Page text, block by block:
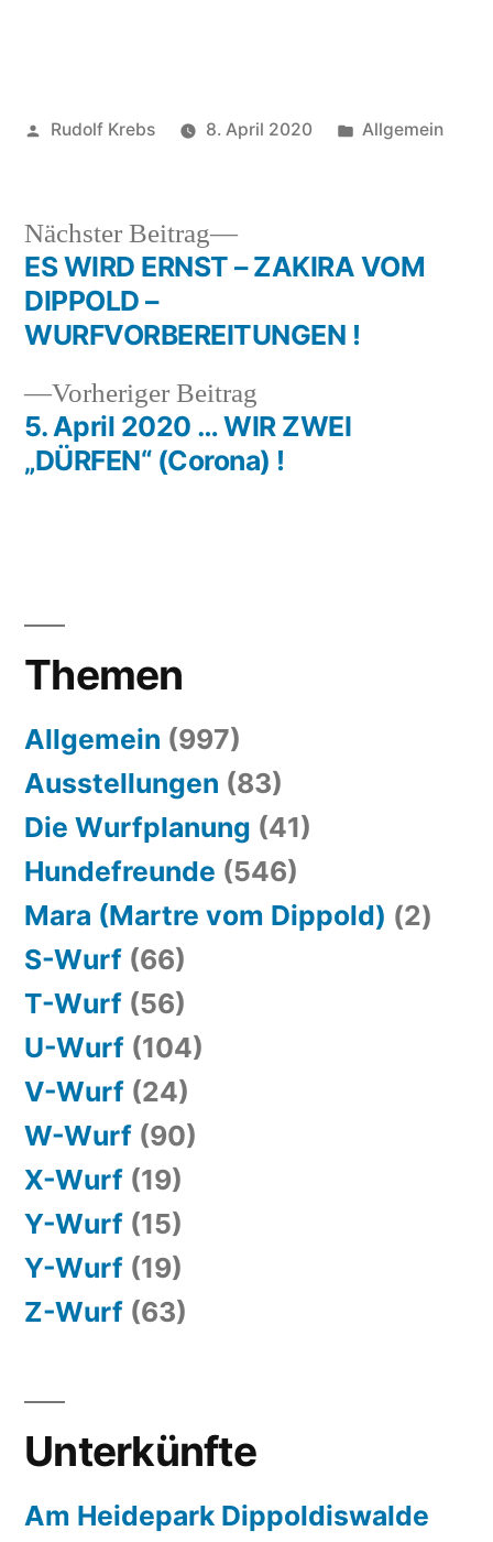
Veröffentlicht
Rudolf Krebs 8. April 2020
Veröffentlicht
Allgemein
Beitragsnavigation
Vorheriger Beitrag
Beitrag:
5. April 2020 … WIR ZWEI
„DÜRFEN“ (Corona) !
Nächster Beitrag
Nächster
Beitrag:
ES WIRD ERNST – ZAKIRA VOM
DIPPOLD –
WURFVORBEREITUNGEN !
Themen
Allgemein (997)
Ausstellungen (83)
Die Wurfplanung (41)
Hundefreunde (546)
Mara (Martre vom Dippold) (2)
S-Wurf (66)
T-Wurf (56)
U-Wurf (104)
V-Wurf (24)
W-Wurf (90)
X-Wurf (19)
Y-Wurf (15)
Y-Wurf (19)
Z-Wurf (63)
Unterkünfte
Am Heidepark Dippoldiswalde